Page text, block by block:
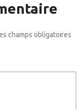
champs obligatoires